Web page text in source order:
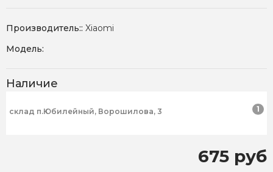
Производитель:: Xiaomi
Модель:
Наличие
склад п.Юбилейный, Ворошилова, 3 1
675 руб